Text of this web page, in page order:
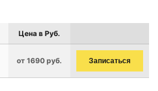
Цена в Руб.
от 1690 руб. Записаться